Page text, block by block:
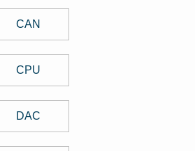
CAN
CPU
DAC